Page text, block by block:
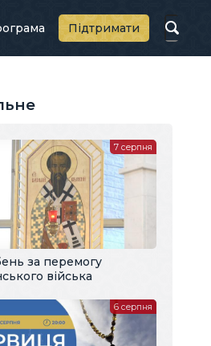
Підтримати
за перемогу
війська
7 серпня
6 серпня